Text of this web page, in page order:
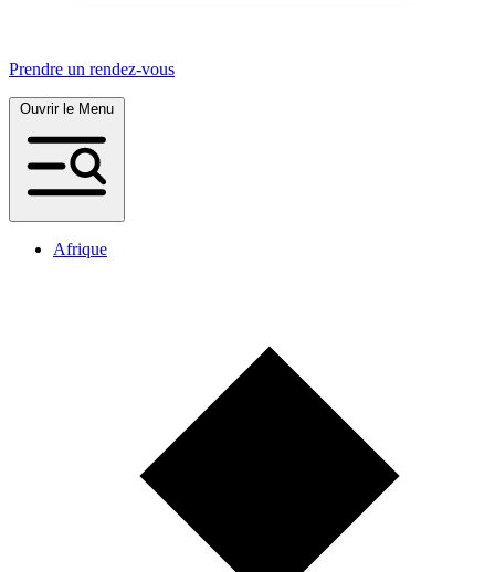
Prendre un rendez-vous
Afrique